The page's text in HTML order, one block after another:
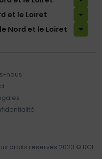
et le Loiret
Nord et le Loiret
nous
droits réservés 2023 © RCE